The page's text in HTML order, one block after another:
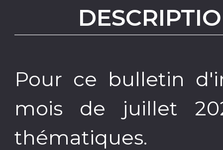
Pour ce bulletin
mois de juillet
thématiques.